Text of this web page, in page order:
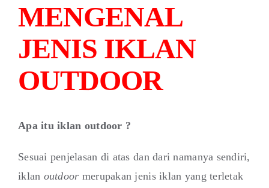
MENGENAL
JENIS IKLAN
OUTDOOR
Apa itu iklan outdoor ?
Sesuai penjelasan di atas dan dari namanya sendiri,
iklan outdoor merupakan jenis iklan yang terletak